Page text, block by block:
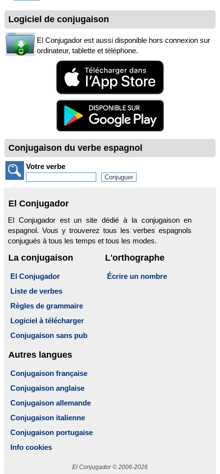
Logiciel de conjugaison
El Conjugador est aussi disponible hors connexion sur
ordinateur, tablette et téléphone.
Conjugaison du verbe espagnol
Votre verbe
El Conjugador
El Conjugador est un site dédié à la conjugaison en
espagnol. Vous y trouverez tous les verbes espagnols
conjugués à tous les temps et tous les modes.
La conjugaison
El Conjugador
Liste de verbes
Règles de grammaire
Logiciel à télécharger
Conjugaison sans pub
L'orthographe
Écrire un nombre
Autres langues
Conjugaison française
Conjugaison anglaise
Conjugaison allemande
Conjugaison italienne
Conjugaison portugaise
Info cookies
El Conjugador © 2006-2026